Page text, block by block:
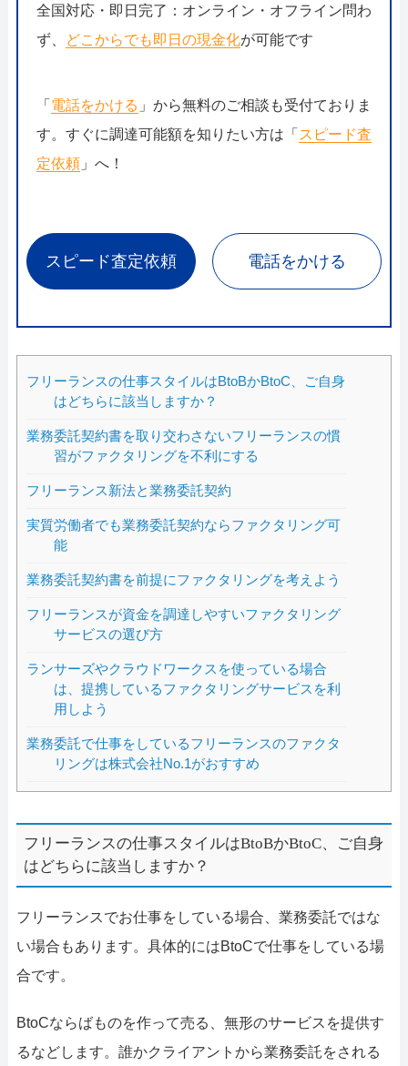
全国対応・即日完了：オンライン・オフライン問わ
ず、
どこからでも即日の現金化が可能です
「 電話をかける 」から無料のご相談も受付ておりま
す。すぐに調達可能額を知りたい方は「 スピード査
定依頼」へ！
スピード査定依頼 電話をかける
フリーランスの仕事スタイルはBtoBかBtoC、ご自身
はどちらに該当しますか？
業務委託契約書を取り交わさないフリーランスの慣
習がファクタリングを不利にする
フリーランス新法と業務委託契約
実質労働者でも業務委託契約ならファクタリング可
能
業務委託契約書を前提にファクタリングを考えよう
フリーランスが資金を調達しやすいファクタリング
サービスの選び方
ランサーズやクラウドワークスを使っている場合
は、提携しているファクタリングサービスを利
用しよう
業務委託で仕事をしているフリーランスのファクタ
リングは株式会社No.1がおすすめ
フリーランスの仕事スタイルはBtoBかBtoC、ご自身
はどちらに該当しますか？
フリーランスでお仕事をしている場合、業務委託ではな
い場合もあります。具体的にはBtoCで仕事をしている場
合です。
BtoCならばものを作って売る、無形のサービスを提供す
るなどします。誰かクライアントから業務委託をされる